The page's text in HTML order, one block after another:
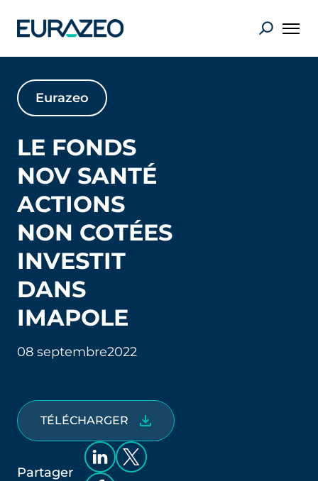
Eurazeo
LE FONDS
NOV SANTÉ
ACTIONS
NON COTÉES
INVESTIT
DANS
IMAPOLE
08 septembre2022
TÉLÉCHARGER
Partager